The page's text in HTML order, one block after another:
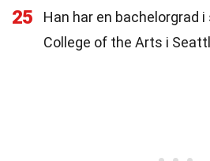
25
Han har en bachelorgrad
College of the Arts i